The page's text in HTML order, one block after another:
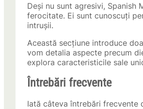
Deși nu sunt agresivi,
ferocitate. Ei sunt cunoscuți
intrușii.
Această secțiune introduce
vom detalia aspecte precum
explora caracteristicile sale
Întrebări frecvente
Iată câteva întrebări frecvente